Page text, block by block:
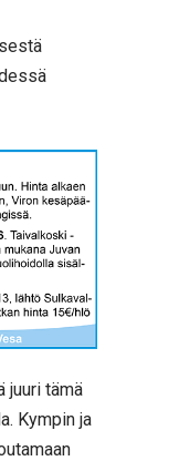
juuri tämä
Kympin ja